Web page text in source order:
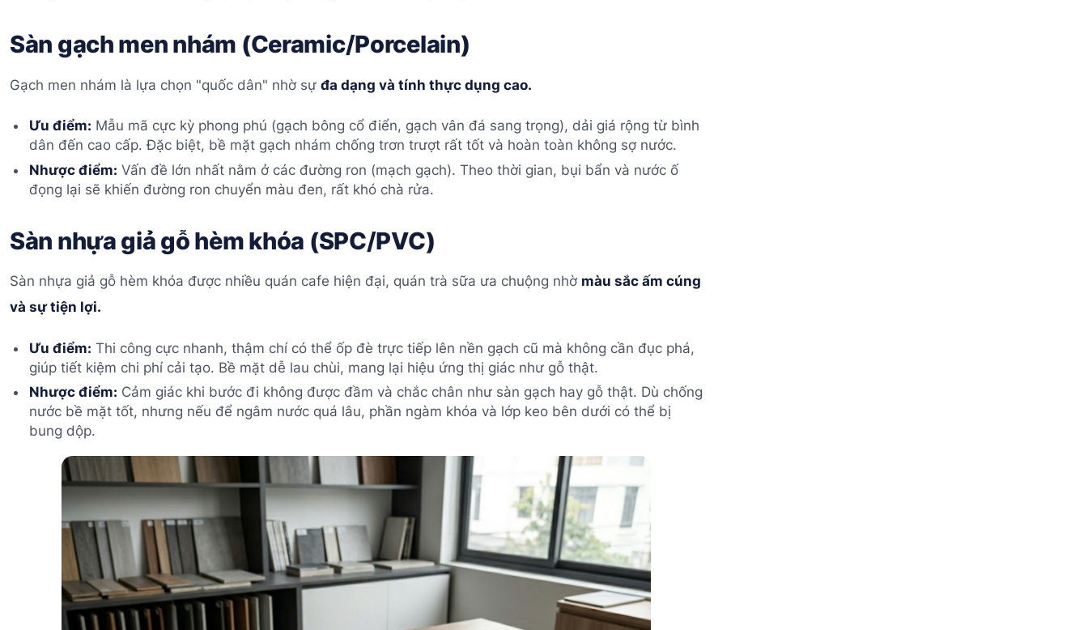
Sàn gạch men nhám (Ceramic/Porcelain)
Gạch men nhám là lựa chọn "quốc dân" nhờ sự đa dạng và tính thực dụng cao.
Ưu điểm: Mẫu mã cực kỳ phong phú (gạch bông cổ điển, gạch vân đá sang trọng), dải giá rộng từ bình
dân đến cao cấp. Đặc biệt, bề mặt gạch nhám chống trơn trượt rất tốt và hoàn toàn không sợ nước.
Nhược điểm: Vấn đề lớn nhất nằm ở các đường ron (mạch gạch). Theo thời gian, bụi bẩn và nước ố
đọng lại sẽ khiến đường ron chuyển màu đen, rất khó chà rửa.
Sàn nhựa giả gỗ hèm khóa (SPC/PVC)
Sàn nhựa giả gỗ hèm khóa được nhiều quán cafe hiện đại, quán trà sữa ưa chuộng nhờ màu sắc ấm cúng
và sự tiện lợi.
Ưu điểm: Thi công cực nhanh, thậm chí có thể ốp đè trực tiếp lên nền gạch cũ mà không cần đục phá,
giúp tiết kiệm chi phí cải tạo. Bề mặt dễ lau chùi, mang lại hiệu ứng thị giác như gỗ thật.
Nhược điểm: Cảm giác khi bước đi không được đầm và chắc chân như sàn gạch hay gỗ thật. Dù chống
nước bề mặt tốt, nhưng nếu để ngâm nước quá lâu, phần ngàm khóa và lớp keo bên dưới có thể bị
bung dộp.